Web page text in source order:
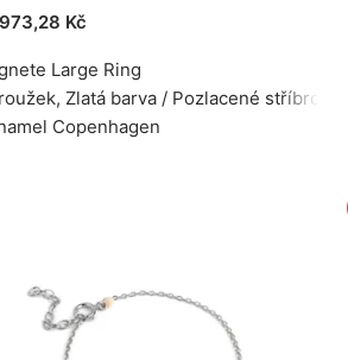
Kč
Large Ring
Zlatá barva / Pozlacené stříbro 925
Copenhagen